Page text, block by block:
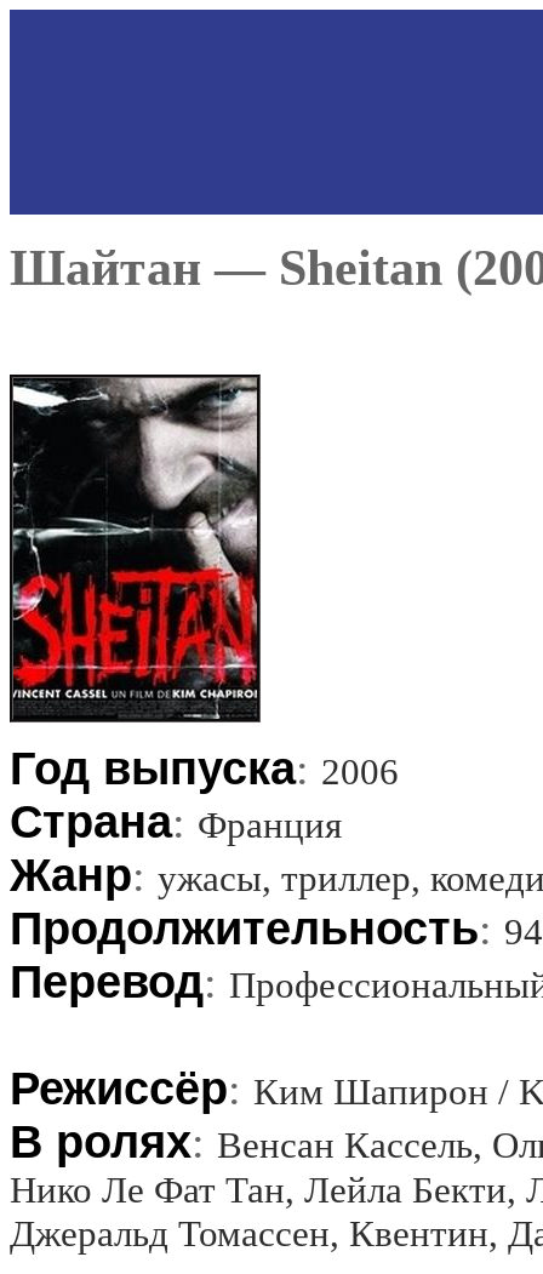
Шайтан — Sheitan
Год выпуска: 2006
Страна: Франция
Жанр: ужасы, триллер,
Продолжительность:
Перевод:
Режиссёр: Ким Шапирон /
В ролях: Венсан Кассель,
Нико Ле Фат Тан, Лейла
Джеральд Томассен, Квентин,